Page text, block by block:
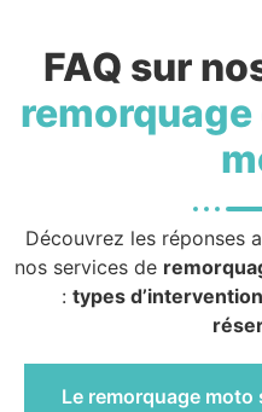
FAQ sur
Découvrez les réponses
nos services de
: types
Le remorquage moto